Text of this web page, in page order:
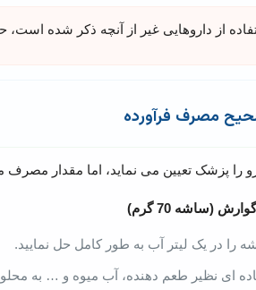
از داروهایی غیر از آنچه ذکر شده است،
مصرف فرآورده
را پزشک تعیین می نماید، اما مقدار
(ساشه 70 گرم)
را در یک لیتر آب به طور کامل حل نمایید.
ای نظیر طعم دهنده، آب میوه و … به